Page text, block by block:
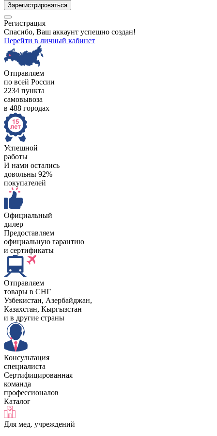
Зарегистрироваться
Регистрация
Спасибо, Ваш аккаунт успешно создан!
Перейти в личный кабинет
Отправляем
по всей России
2234 пункта
самовывоза
в 488 городах
Успешной
работы
И нами остались
довольны 92%
покупателей
Официальный
дилер
Предоставляем
официальную гарантию
и сертификаты
Отправляем
товары в СНГ
Узбекистан, Aзербайджан,
Казахстан, Кыргызстан
и в другие страны
Консультация
специалиста
Сертифицированная
команда
профессионалов
Каталог
Для мед. учреждений